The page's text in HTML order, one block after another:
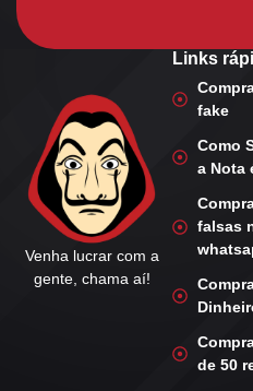
Venha lucrar com a
gente, chama aí!
Links
fake
Como
a Nota
falsas
de 50